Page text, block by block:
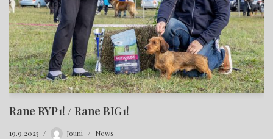
Rane RYP1! / Rane BIG1!
19.9.2023 Jouni News